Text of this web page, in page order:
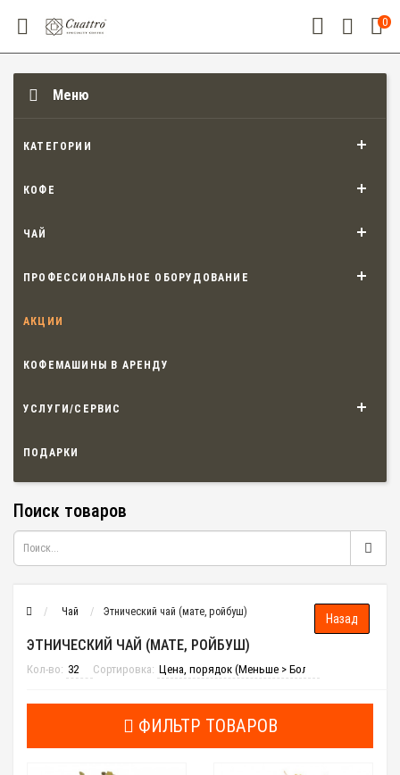
0
Меню
КАТЕГОРИИ
КОФЕ
ЧАЙ
ПРОФЕССИОНАЛЬНОЕ ОБОРУДОВАНИЕ
АКЦИИ
КОФЕМАШИНЫ В АРЕНДУ
УСЛУГИ/СЕРВИС
ПОДАРКИ
Поиск товаров
Чай Этнический чай (мате, ройбуш)
ЭТНИЧЕСКИЙ ЧАЙ (МАТЕ, РОЙБУШ)
Кол-во: Сортировка:
ФИЛЬТР ТОВАРОВ